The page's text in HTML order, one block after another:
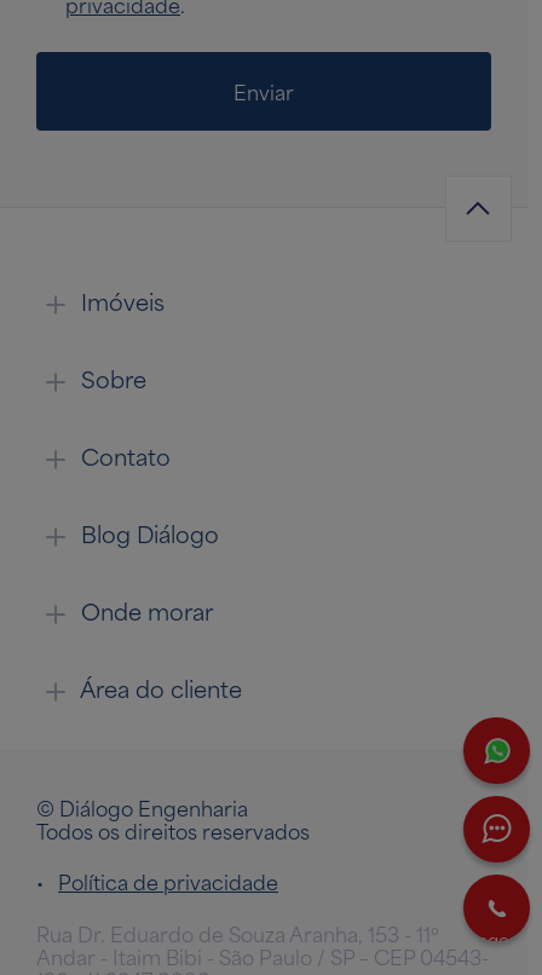
Enviar
agora
Imóveis
Sobre
Contato
Blog Diálogo
Onde morar
Área do cliente
© Diálogo Engenharia
Todos os direitos reservados
• Política de privacidade
Rua Dr. Eduardo de Souza Aranha, 153 - 11º
Andar - Itaim Bibi - São Paulo / SP – CEP 04543-